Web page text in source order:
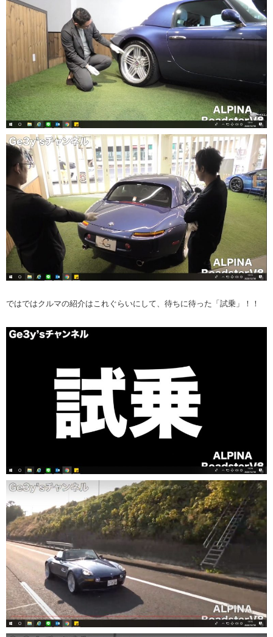
ではではクルマの紹介はこれぐらいにして、待ちに待った「試乗」！！